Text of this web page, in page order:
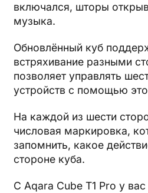
включался, шторы
музыка.
Обновлённый куб
встряхивание разными
позволяет управлять
устройств с помощью
На каждой из шести
числовая маркировка,
запомнить, какое
стороне куба.
С Aqara Cube T1 Pro у